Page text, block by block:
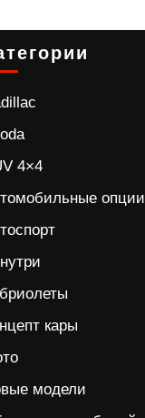
4×4
опции
кары
модели